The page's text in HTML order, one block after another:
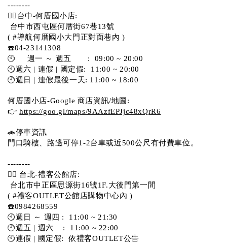
--------
💁‍♀️台中-何厝國小店:
台中市西屯區何厝街67巷13號
( #導航何厝國小大門正對面巷內 )
☎️04-23141308
🕙     週一 ～ 週五       :  09:00 ~ 20:00
🕙週六 | 連假 | 國定假:  11:00 ~ 20:00
🕙週日 | 連假最後一天: 11:00 ~ 18:00
何厝國小店-Google 商店資訊/地圖:
👉 https://goo.gl/maps/9AAzfEPJjc48xQrR6
🚗停車資訊
門口騎樓、路邊可停1-2台車或近500公尺有付費車位。
--------
💁‍♀️ 台北-禮客公館店:
台北市中正區思源街16號1F.大後門第一間
( #禮客OUTLET公館店購物中心內 )
☎️0984268559
🕙週日 ～ 週四 :  11:00 ~ 21:30
🕙週五 | 週六    :  11:00 ~ 22:00
🕙連假 | 國定假:  依禮客OUTLET公告